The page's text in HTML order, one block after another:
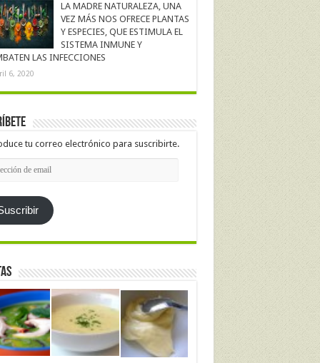
LA MADRE NATURALEZA, UNA
VEZ MÁS NOS OFRECE PLANTAS
Y ESPECIES, QUE ESTIMULA EL
SISTEMA INMUNE Y
LAS INFECCIONES
6, 2020
tu correo electrónico para suscribirte.